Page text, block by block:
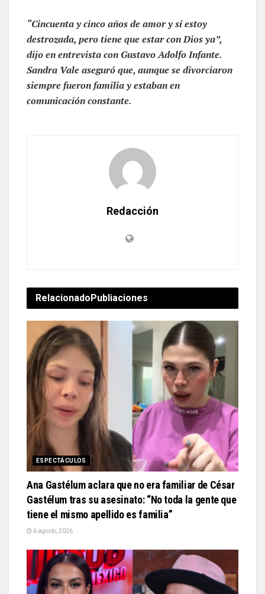
“Cincuenta y cinco años de amor y sí estoy
destrozada, pero tiene que estar con Dios ya”,
dijo en entrevista con Gustavo Adolfo Infante.
Sandra Vale aseguró que, aunque se divorciaron
siempre fueron familia y estaban en
comunicación constante.
Redacción
RelacionadoPubliaciones
ESPECTÁCULOS
Ana Gastélum aclara que no era familiar de César
Gastélum tras su asesinato: “No toda la gente que
tiene el mismo apellido es familia”
6 agosto, 2026